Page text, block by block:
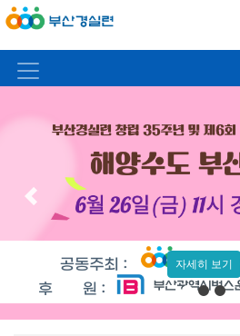
자세히 보기
Previous
Previous
Previous